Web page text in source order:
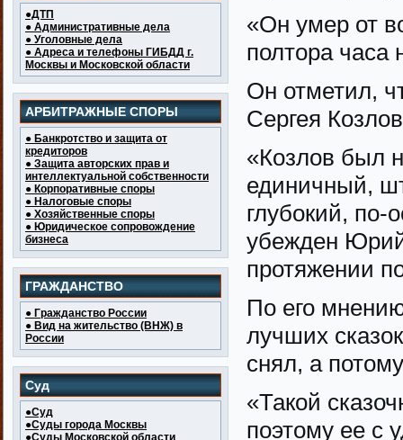
●ДТП
● Административные дела
● Уголовные дела
● Адреса и телефоны ГИБДД г.
Москвы и Московской области
АРБИТРАЖНЫЕ СПОРЫ
● Банкротство и защита от
кредиторов
● Защита авторских прав и
интеллектуальной собственности
● Корпоративные споры
● Налоговые споры
● Хозяйственные споры
● Юридическое сопровождение
бизнеса
ГРАЖДАНСТВО
● Гражданство России
● Вид на жительство (ВНЖ) в
России
Суд
●Суд
●Суды города Москвы
●Суды Московской области
«Он умер от
полтора часа
Он отметил,
Сергея
«Козлов был
единичный,
глубокий,
убежден
протяжении
По его
лучших
снял, а
«Такой
поэтому ее с